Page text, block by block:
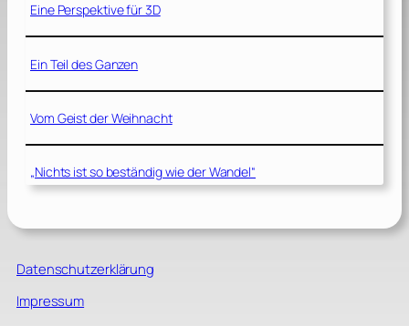
Eine Perspektive für 3D
Ein Teil des Ganzen
Vom Geist der Weihnacht
„Nichts ist so beständig wie der Wandel“
Datenschutzerklärung
Impressum